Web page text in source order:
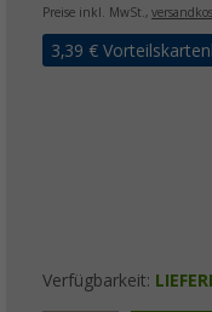
Preise inkl. MwSt.,
3,39 €
Verfügbarkeit: